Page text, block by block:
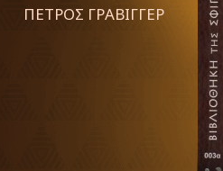
ΠΕΤΡΟΣ ΓΡΑΒΙΓΓΕΡ